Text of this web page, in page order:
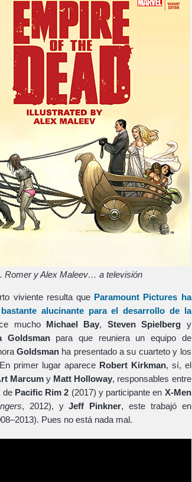
Romer y Alex Maleev… a televisión
viviente resulta que Paramount Pictures ha
alucinante para el desarrollo de la
mucho Michael Bay, Steven Spielberg y
Goldsmanpara que reuniera un equipo de
Goldsmanha presentado a su cuarteto y los
primer lugar aparece Robert Kirkman, sí, el
Marcum y Matt Holloway, responsables entre
de Pacific Rim 2 (2017) y participante en X-Men
, 2012), yJeff Pinkner, este trabajó en
Pues no está nada mal.